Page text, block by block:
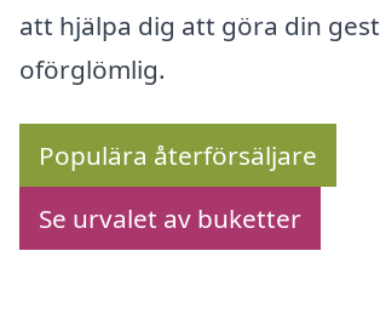
att hjälpa dig att göra din gest
oförglömlig.
Populära återförsäljare
Se urvalet av buketter